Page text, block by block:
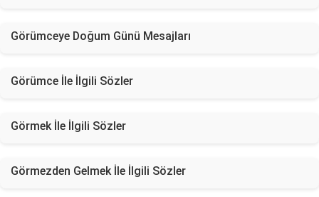
Görümceye Doğum Günü Mesajları
Görümce İle İlgili Sözler
Görmek İle İlgili Sözler
Görmezden Gelmek İle İlgili Sözler